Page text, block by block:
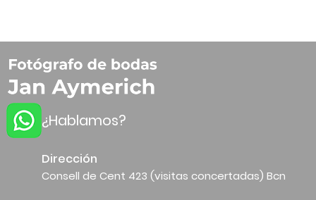
¿Hablamos?
Dirección
Consell de Cent 423 (visitas concertadas) Bcn